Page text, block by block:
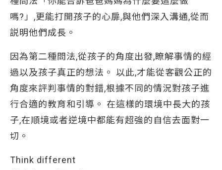
嗎?」,更能打開孩子的心扉,與他們深入溝通,從而
説明他們成長。
因為第二種問法,從孩子的角度出發,瞭解事情的經
過以及孩子真正的想法。 以此,才能從客觀公正的
角度來評判事情的對錯,根據不同的情況對孩子進
行合適的教育和引導。 在這樣的環境中長大的孩
子,在順境或者逆境中都能有超強的自信去面對一
切。
Think different